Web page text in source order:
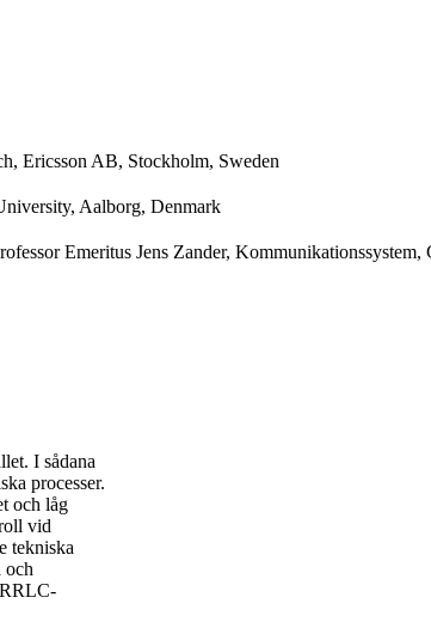
Ericsson AB, Stockholm, Sweden
Aalborg, Denmark
Emeritus Jens Zander, Kommunikationssystem,
I sådana
processer.
och låg
vid
tekniska
och